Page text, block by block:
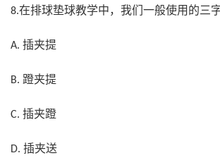
8.在排球垫球教学中，我们一般使用的三
A. 插夹提
B. 蹬夹提
C. 插夹蹬
D. 插夹送